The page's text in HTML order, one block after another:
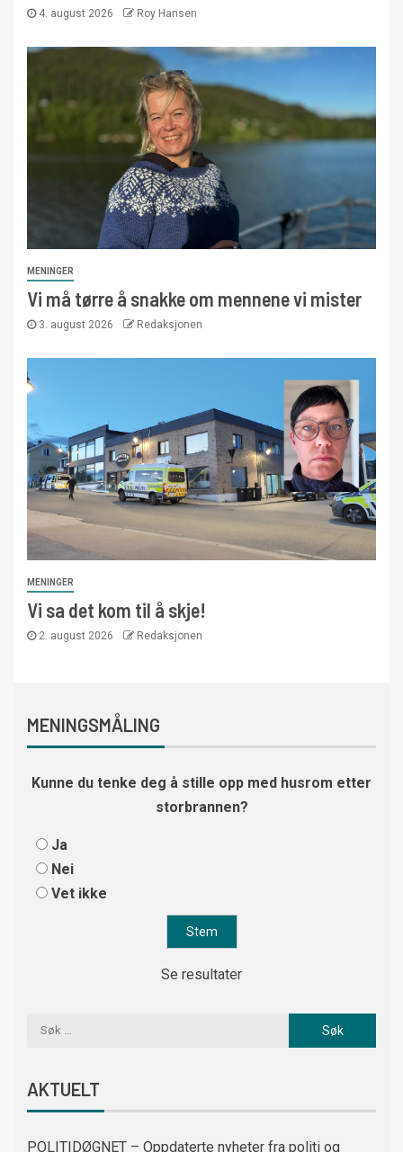
4. august 2026 Roy Hansen
MENINGER
Vi må tørre å snakke om mennene vi mister
3. august 2026 Redaksjonen
MENINGER
Vi sa det kom til å skje!
2. august 2026 Redaksjonen
MENINGSMÅLING
Kunne du tenke deg å stille opp med husrom etter
storbrannen?
Ja
Nei
Vet ikke
Se resultater
AKTUELT
POLITIDØGNET – Oppdaterte nyheter fra politi og